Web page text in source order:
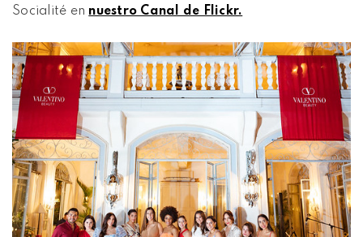
Socialité en nuestro Canal de Flickr.